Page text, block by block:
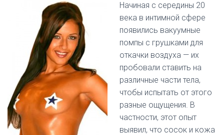
Начиная с середины 20
века в интимной сфере
появились вакуумные
помпы с грушками для
откачки воздуха — их
пробовали ставить на
различные части тела,
чтобы испытать от этого
разные ощущения. В
частности, этот опыт
выявил, что сосок и кожа